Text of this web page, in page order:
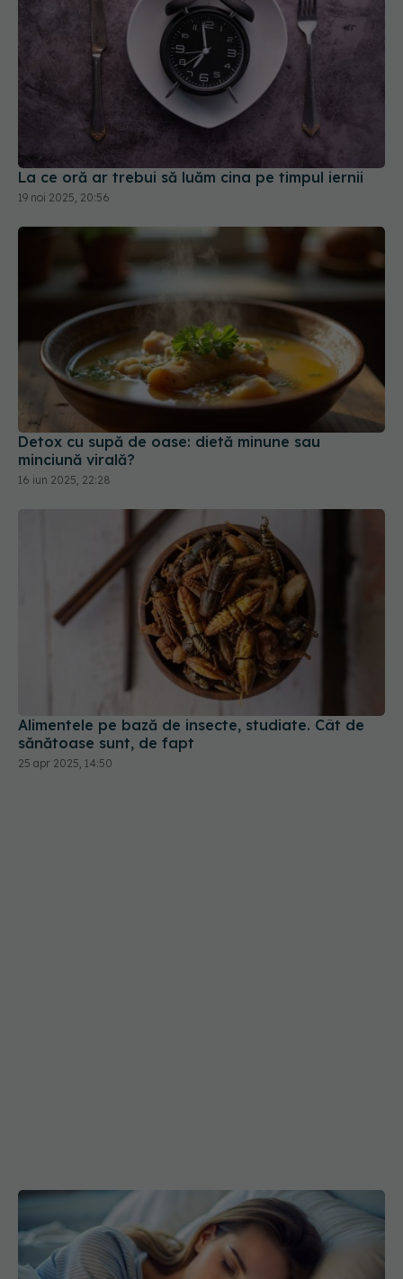
La ce oră ar trebui să luăm cina pe timpul iernii
19 noi 2025, 20:56
Detox cu supă de oase: dietă minune sau
minciună virală?
16 iun 2025, 22:28
Alimentele pe bază de insecte, studiate. Cât de
sănătoase sunt, de fapt
25 apr 2025, 14:50